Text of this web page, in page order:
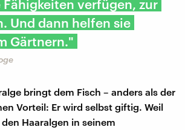
verfügen, zur
Und dann helfen sie
Gärtnern."
bringt dem Fisch – anders als der
Vorteil: Er wird selbst giftig. Weil
Haaralgen in seinem